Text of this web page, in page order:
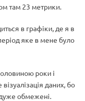
там 23 метрики.
в графіки, де я в
яке в мене було
роки і
даних, бо
обмежені.